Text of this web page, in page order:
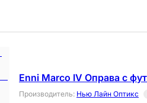
Enni Marco IV Оправа с
Производитель: Нью Лайн Оптикс